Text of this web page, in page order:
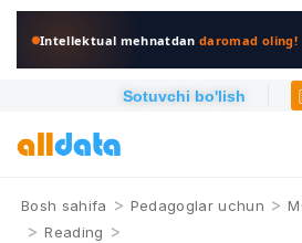
Intellektual mehnatdandaromad oling!
Sotuvchi bo'lish
Bosh sahifa > Pedagoglar uchun >
> Reading >